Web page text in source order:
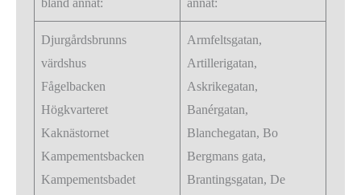
bland annat:
annat:
Djurgårdsbrunns
värdshus
Fågelbacken
Högkvarteret
Kaknästornet
Kampementsbacken
Kampementsbadet
Armfeltsgatan,
Artillerigatan,
Askrikegatan,
Banérgatan,
Blanchegatan, Bo
Bergmans gata,
Brantingsgatan, De